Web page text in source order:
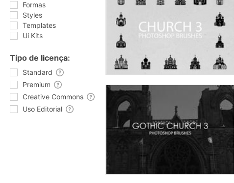
Formas
Styles
Templates
Ui Kits
Tipo de licença:
Standard
Premium
Creative Commons
Uso Editorial